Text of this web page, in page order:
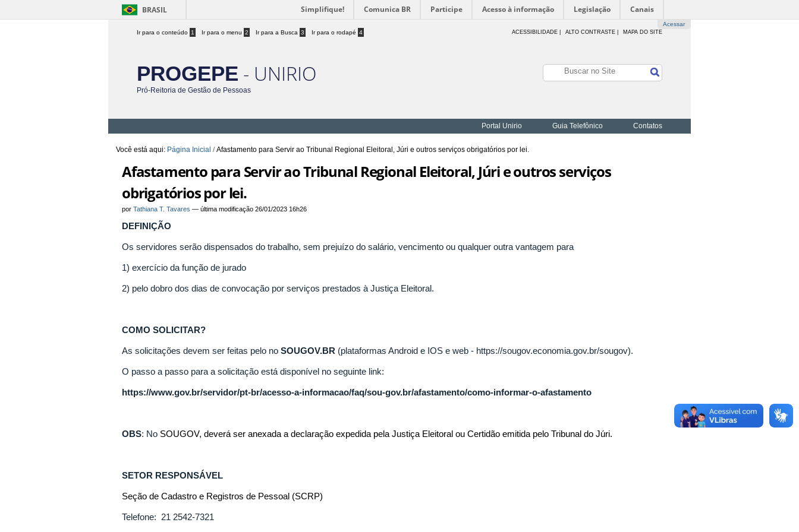
BRASIL Simplifique! Comunica BR Participe Acesso à informação Legislação Canais
Acessar
Ir para o conteúdo 1 Ir para o menu 2 Ir para a Busca 3 Ir para o rodapé 4 ACESSIBILIDADE ALTO CONTRASTE | MAPA DO SITE
PROGEPE - UNIRIO
Pró-Reitoria de Gestão de Pessoas
Portal Unirio Guia Telefônico Contatos
Você está aqui: Página Inicial /Afastamento para Servir ao Tribunal Regional Eleitoral, Júri e outros serviços obrigatórios por lei.
Afastamento para Servir ao Tribunal Regional Eleitoral, Júri e outros serviços
obrigatórios por lei.
por Tathiana T. Tavares — última modificação 26/01/2023 16h26
DEFINIÇÃO
Os servidores serão dispensados do trabalho, sem prejuízo do salário, vencimento ou qualquer outra vantagem para
1) exercício da função de jurado
2) pelo dobro dos dias de convocação por serviços prestados à Justiça Eleitoral.
COMO SOLICITAR?
As solicitações devem ser feitas pelo no SOUGOV.BR (plataformas Android e IOS e web - https://sougov.economia.gov.br/sougov).
O passo a passo para a solicitação está disponível no seguinte link:
https://www.gov.br/servidor/pt-br/acesso-a-informacao/faq/sou-gov.br/afastamento/como-informar-o-afastamento
OBS: No SOUGOV, deverá ser anexada a declaração expedida pela Justiça Eleitoral ou Certidão emitida pelo Tribunal do Júri.
SETOR RESPONSÁVEL
Seção de Cadastro e Registros de Pessoal (SCRP)
Telefone: 21 2542-7321